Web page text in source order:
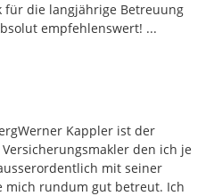
für die langjährige Betreuung
empfehlenswert! ...
Kappler ist der
den ich je
mit seiner
rundum gut betreut. Ich